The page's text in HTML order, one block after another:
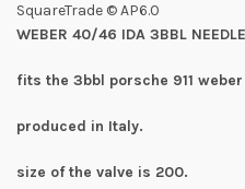
SquareTrade © AP6.0
WEBER 40/46 IDA 3BBL NEEDLE
fits the 3bbl porsche 911
produced in Italy.
size of the valve is 200.